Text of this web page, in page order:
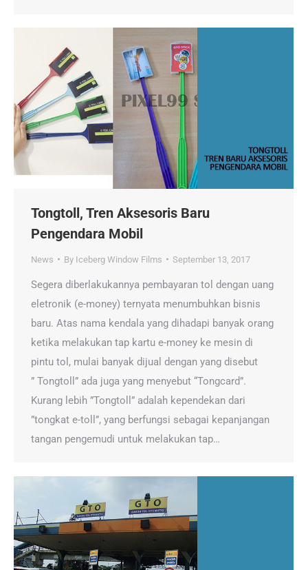
Tongtoll, Tren Aksesoris Baru
Pengendara Mobil
News By Iceberg Window Films September 13, 2017
Segera diberlakukannya pembayaran tol dengan uang
eletronik (e-money) ternyata menumbuhkan bisnis
baru. Atas nama kendala yang dihadapi banyak orang
ketika melakukan tap kartu e-money ke mesin di
pintu tol, mulai banyak dijual dengan yang disebut
” Tongtoll” ada juga yang menyebut “Tongcard”.
Kurang lebih ”Tongtoll” adalah kependekan dari
”tongkat e-toll”, yang berfungsi sebagai kepanjangan
tangan pengemudi untuk melakukan tap…